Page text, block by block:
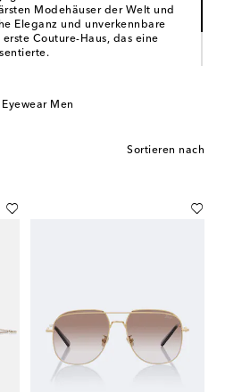
Modehäuser der Welt und
Eleganz und unverkennbare
Couture-Haus, das eine
zelebriert die Liebe zum Detail,
Eyewear Men
Sortieren nach